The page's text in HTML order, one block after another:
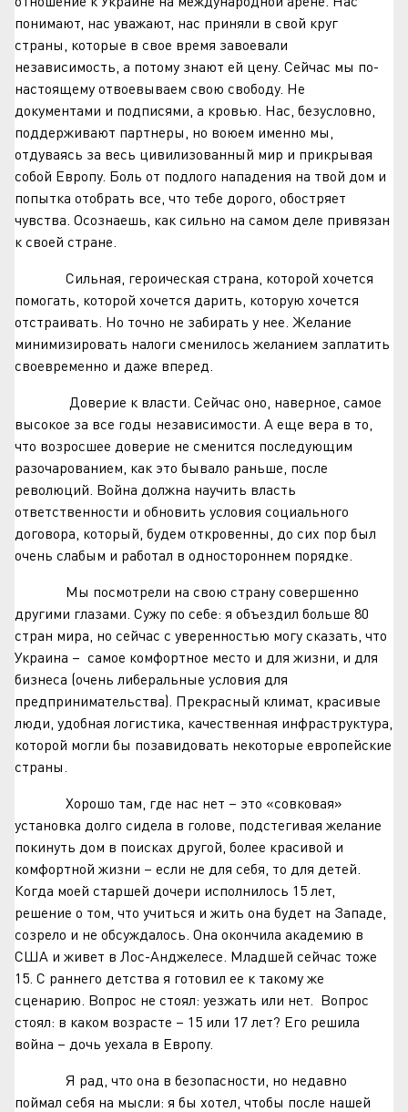
понимают, нас уважают, нас приняли в свой круг
страны, которые в свое время завоевали
независимость, а потому знают ей цену. Сейчас мы по-
настоящему отвоевываем свою свободу. Не
документами и подписями, а кровью. Нас, безусловно,
поддерживают партнеры, но воюем именно мы,
отдуваясь за весь цивилизованный мир и прикрывая
собой Европу. Боль от подлого нападения на твой дом и
попытка отобрать все, что тебе дорого, обостряет
чувства. Осознаешь, как сильно на самом деле привязан
к своей стране.
Сильная, героическая страна, которой хочется
помогать, которой хочется дарить, которую хочется
отстраивать. Но точно не забирать у нее. Желание
минимизировать налоги сменилось желанием заплатить
своевременно и даже вперед.
Доверие к власти. Сейчас оно, наверное, самое
высокое за все годы независимости. А еще вера в то,
что возросшее доверие не сменится последующим
разочарованием, как это бывало раньше, после
революций. Война должна научить власть
ответственности и обновить условия социального
договора, который, будем откровенны, до сих пор был
очень слабым и работал в одностороннем порядке.
Мы посмотрели на свою страну совершенно
другими глазами. Сужу по себе: я объездил больше 80
стран мира, но сейчас с уверенностью могу сказать, что
Украина – самое комфортное место и для жизни, и для
бизнеса (очень либеральные условия для
предпринимательства). Прекрасный климат, красивые
люди, удобная логистика, качественная инфраструктура,
которой могли бы позавидовать некоторые европейские
страны.
Хорошо там, где нас нет – это «совковая»
установка долго сидела в голове, подстегивая желание
покинуть дом в поисках другой, более красивой и
комфортной жизни – если не для себя, то для детей.
Когда моей старшей дочери исполнилось 15 лет,
решение о том, что учиться и жить она будет на Западе,
созрело и не обсуждалось. Она окончила академию в
США и живет в Лос-Анджелесе. Младшей сейчас тоже
15. С раннего детства я готовил ее к такому же
сценарию. Вопрос не стоял: уезжать или нет. Вопрос
стоял: в каком возрасте – 15 или 17 лет? Его решила
война – дочь уехала в Европу.
Я рад, что она в безопасности, но недавно
поймал себя на мысли: я бы хотел, чтобы после нашей